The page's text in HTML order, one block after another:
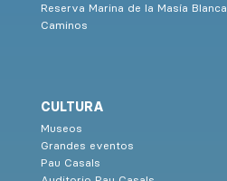
Reserva Marina de la Masía Blanca
Caminos
CULTURA
Museos
Grandes eventos
Pau Casals